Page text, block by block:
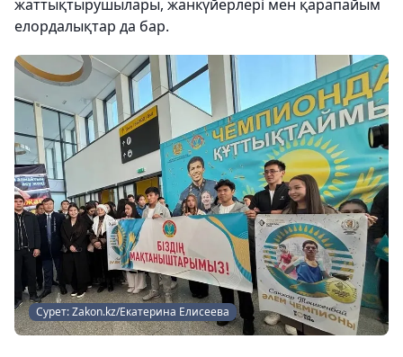
жаттықтырушылары, жанкүйерлері мен қарапайым
елордалықтар да бар.
Сурет: Zakon.kz/Екатерина Елисеева